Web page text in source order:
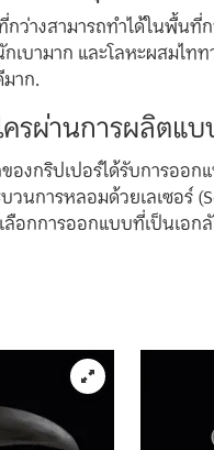
กว่างสามารถทำได้ในพื้นที่
เบามาก และโลหะผสมไ
าก.
รผ่านการผลิตแบ
องกริปเปอร์ได้รับการออ
การหลอมด้วยเลเซอร์
ลือกการออกแบบที่เป็นเ